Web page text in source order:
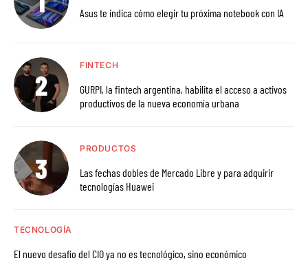
Asus te indica cómo elegir tu próxima notebook con IA
FINTECH
GURPI, la fintech argentina, habilita el acceso a activos
productivos de la nueva economía urbana
PRODUCTOS
Las fechas dobles de Mercado Libre y para adquirir
tecnologías Huawei
TECNOLOGÍA
El nuevo desafío del CIO ya no es tecnológico, sino económico